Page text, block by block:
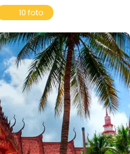
10 foto